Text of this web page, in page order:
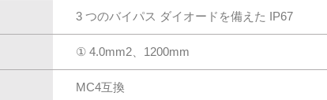
3 つのバイパス ダイオードを備えた IP67
① 4.0mm2、1200mm
MC4互換